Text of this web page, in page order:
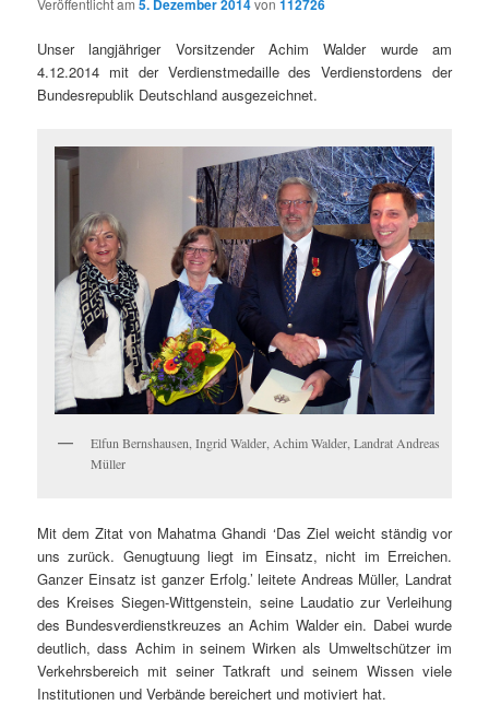
Unser langjähriger Vorsitzender Achim Walder wurde am
4.12.2014 mit der Verdienstmedaille des Verdienstordens der
Bundesrepublik Deutschland ausgezeichnet.
Elfun Bernshausen, Ingrid Walder, Achim Walder, Landrat Andreas
Müller
Mit dem Zitat von Mahatma Ghandi ‘Das Ziel weicht ständig vor
uns zurück. Genugtuung liegt im Einsatz, nicht im Erreichen.
Ganzer Einsatz ist ganzer Erfolg.’ leitete Andreas Müller, Landrat
des Kreises Siegen-Wittgenstein, seine Laudatio zur Verleihung
des Bundesverdienstkreuzes an Achim Walder ein. Dabei wurde
deutlich, dass Achim in seinem Wirken als Umweltschützer im
Verkehrsbereich mit seiner Tatkraft und seinem Wissen viele
Institutionen und Verbände bereichert und motiviert hat.